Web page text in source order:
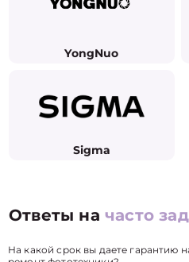
YongNuo
Sigma
Ответы начасто
На какой срок вы даете гарантию